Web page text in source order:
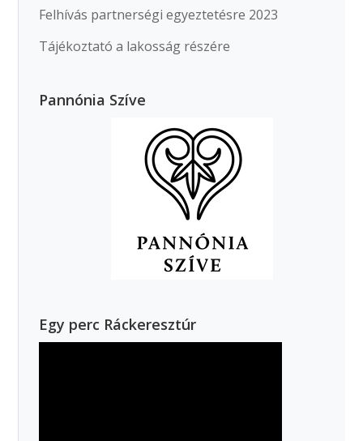
Felhívás partnerségi egyeztetésre 2023
Tájékoztató a lakosság részére
Pannónia Szíve
Egy perc Ráckeresztúr